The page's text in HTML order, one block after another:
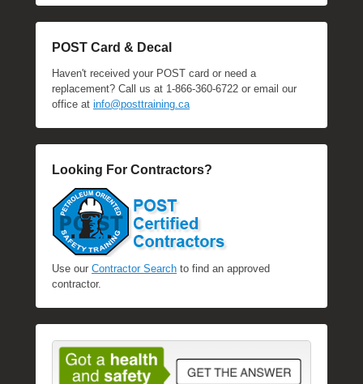
POST Card & Decal
Haven't received your POST card or need a
replacement? Call us at 1-866-360-6722 or email our
office at info@posttraining.ca
Looking For Contractors?
Use our Contractor Search to find an approved
contractor.